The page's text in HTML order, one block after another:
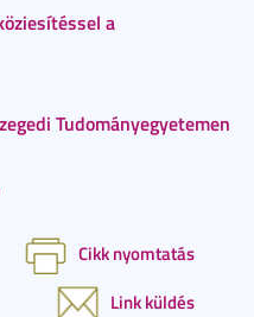
a
Tudományegyetemen
Cikk nyomtatás
Link küldés